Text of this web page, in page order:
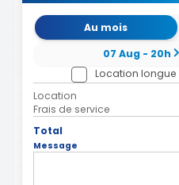
Au mois
07 Aug - 20h
Location
Location
Frais de service
Total
Message